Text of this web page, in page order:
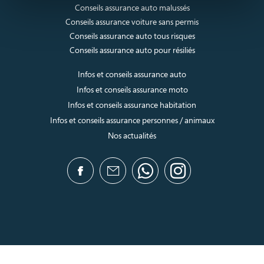
Conseils assurance auto malussés
Conseils assurance voiture sans permis
Conseils assurance auto tous risques
Conseils assurance auto pour résiliés
Infos et conseils assurance auto
Infos et conseils assurance moto
Infos et conseils assurance habitation
Infos et conseils assurance personnes / animaux
Nos actualités